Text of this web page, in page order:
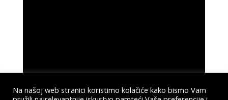
Na našoj web stranici koristimo kolačiće kako bismo Vam